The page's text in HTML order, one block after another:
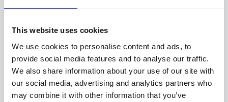
This website uses cookies
We use cookies to personalise content and ads, to
provide social media features and to analyse our traffic.
We also share information about your use of our site with
our social media, advertising and analytics partners who
may combine it with other information that you’ve
Ihnen während der Besichtigungen mit unserer Erfahrung
allgemein zur Seite. Falls unter den besichtigten
Immobilien am Ende wider Erwarten nicht das richtige
Angebot für Sie dabei ist, entstehen Ihnen keinerlei Kosten
für die Besichtigung und Beratung vor Ort (außer natürlich
ihre Reisekosten).